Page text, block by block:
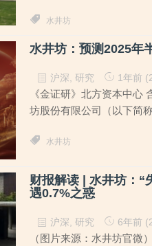
水井坊
水井坊：预测2025年
沪深 研究 1年前
《金证研》北方资本中心
坊股份有限公司（以下简
水井坊
财报解读 | 水井坊：“
遇0.7%之惑
沪深 研究 6年前
（图片来源：水井坊官微